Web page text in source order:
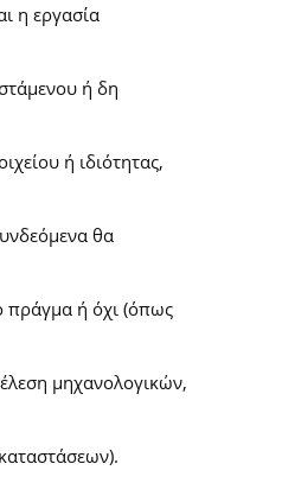
η εργασία
ή δη
ή ιδιότητας,
θα
πράγμα ή όχι (όπως
μηχανολογικών,